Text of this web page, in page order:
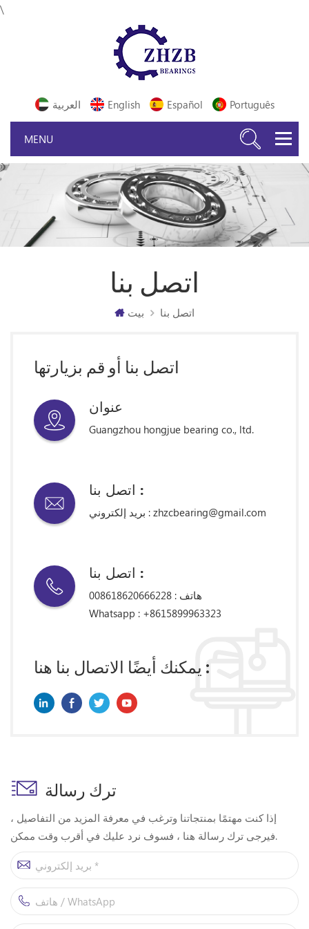
\
العربية English Español Português
اتصل بنا
بيت اتصل بنا
اتصل بنا أو قم بزيارتها
عنوان
Guangzhou hongjue bearing co., ltd.
اتصل بنا :
بريد إلكتروني : zhzcbearing@gmail.com
اتصل بنا :
هاتف : 008618620666228
Whatsapp : +8615899963323
يمكنك أيضًا الاتصال بنا هنا :
ترك رسالة
إذا كنت مهتمًا بمنتجاتنا وترغب في معرفة المزيد من التفاصيل ،
فيرجى ترك رسالة هنا ، فسوف نرد عليك في أقرب وقت ممكن.